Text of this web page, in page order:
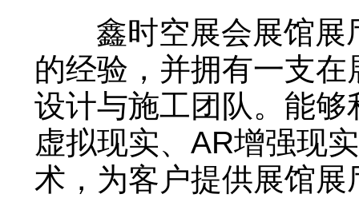
鑫时空展会展馆展
的经验，并拥有一支
设计与施工团队。能
虚拟现实、AR增强现
术，为客户提供展馆